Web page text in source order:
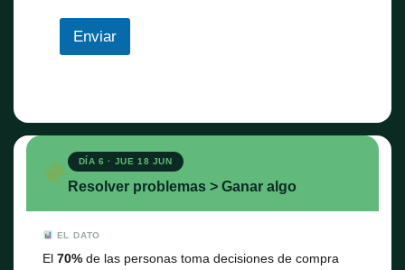
Enviar
DÍA 6 · JUE 18 JUN
Resolver problemas > Ganar algo
EL DATO
El70% de las personas toma decisiones de compra